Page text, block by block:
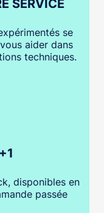
SERVICE
se
aider dans
techniques.
disponibles en
passée